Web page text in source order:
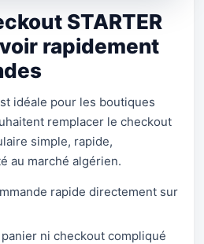
STARTER
rapidement
idéale pour les boutiques
remplacer le checkout
simple, rapide,
au marché algérien.
rapide directement sur
ni checkout compliqué